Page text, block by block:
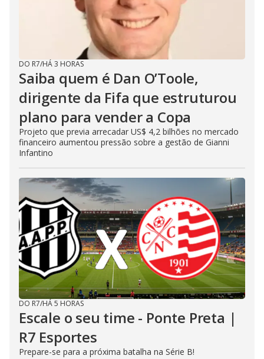
DO R7/HÁ 3 HORAS
Saiba quem é Dan O’Toole,
dirigente da Fifa que estruturou
plano para vender a Copa
Projeto que previa arrecadar US$ 4,2 bilhões no mercado
financeiro aumentou pressão sobre a gestão de Gianni
Infantino
DO R7/HÁ 5 HORAS
Escale o seu time - Ponte Preta |
R7 Esportes
Prepare-se para a próxima batalha na Série B!